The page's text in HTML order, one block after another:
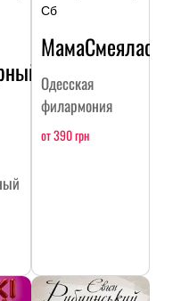
Сб
МамаСмеялась
Одесская
филармония
от 390 грн